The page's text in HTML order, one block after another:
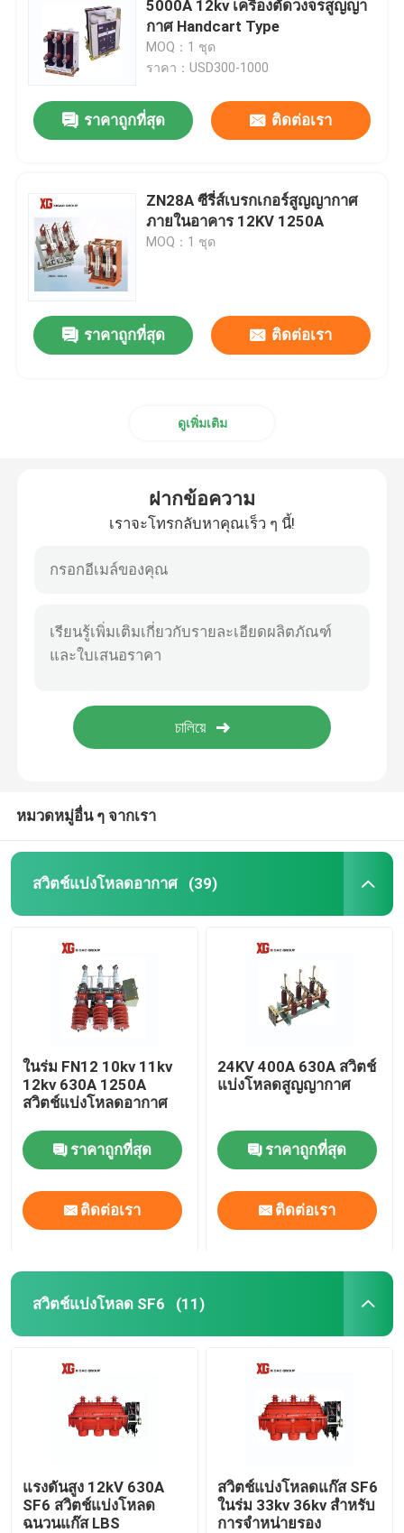
HRC ฟิวส์
ดึงฟิวส์ออก
หม้อแปลงไฟฟ้าชนิดแห้ง
สถานีย่อยหม้อแปลงขนาดกะทัดรัด
5000A 12kv เครื่องตัดวงจรสูญญา
กาศ Handcart Type
MOQ：1 ชุด
ราคา：USD300-1000
ราคาถูกที่สุด ติดต่อเรา
ZN28A ซีรี่ส์เบรกเกอร์สูญญากาศ
ภายในอาคาร 12KV 1250A
MOQ：1 ชุด
ราคาถูกที่สุด ติดต่อเรา
ดูเพิ่มเติม
ฝากข้อความ
เราจะโทรกลับหาคุณเร็ว ๆ นี้!
หมวดหมู่อื่น ๆ จากเรา
สวิตช์แบ่งโหลดอากาศ (39)
ในร่ม FN12 10kv 11kv
12kv 630A 1250A
สวิตช์แบ่งโหลดอากาศ
ราคาถูกที่สุด
ติดต่อเรา
24KV 400A 630A สวิตช์
แบ่งโหลดสูญญากาศ
ราคาถูกที่สุด
ติดต่อเรา
สวิตช์แบ่งโหลด SF6 (11)
แรงดันสูง 12kV 630A
SF6 สวิตช์แบ่งโหลด
ฉนวนแก๊ส LBS
สวิตช์แบ่งโหลดแก๊ส SF6
ในร่ม 33kv 36kv สำหรับ
การจำหน่ายรอง